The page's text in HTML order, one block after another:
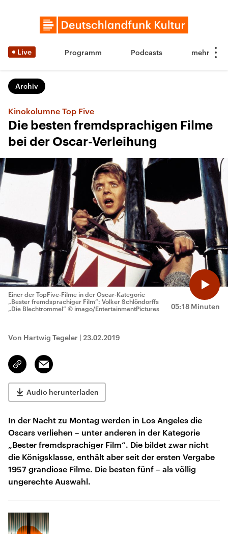
Live Programm Podcasts
Archiv
Kinokolumne Top Five
Die besten fremdsprachigen Filme
bei der Oscar-Verleihung
05:18 Minuten
Einer der TopFive-Filme in der Oscar-Kategorie
„Bester fremdsprachiger Film“: Volker Schlöndorffs
„Die Blechtrommel“ © imago/EntertainmentPictures
Von Hartwig Tegeler | 23.02.2019
Link
kopieren/teilen
Email
Audio herunterladen
In der Nacht zu Montag werden in Los Angeles die
Oscars verliehen – unter anderen in der Kategorie
„Bester fremdsprachiger Film“. Die bildet zwar nicht
die Königsklasse, enthält aber seit der ersten Vergabe
1957 grandiose Filme. Die besten fünf – als völlig
ungerechte Auswahl.